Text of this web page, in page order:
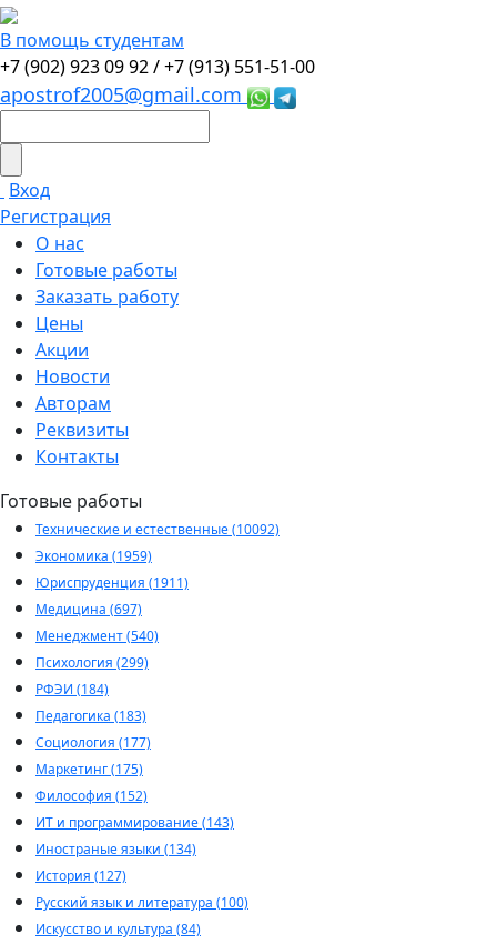
В помощь студентам
+7 (902) 923 09 92 /+7 (913) 551-51-00
apostrof2005@gmail.com
Вход
Регистрация
О нас
Готовые работы
Заказать работу
Цены
Акции
Новости
Авторам
Реквизиты
Контакты
Готовые работы
Технические и естественные (10092)
Экономика (1959)
Юриспруденция (1911)
Медицина (697)
Менеджмент (540)
Психология (299)
РФЭИ (184)
Педагогика (183)
Социология (177)
Маркетинг (175)
Философия (152)
ИТ и программирование (143)
Иностраные языки (134)
История (127)
Русский язык и литература (100)
Искусство и культура (84)